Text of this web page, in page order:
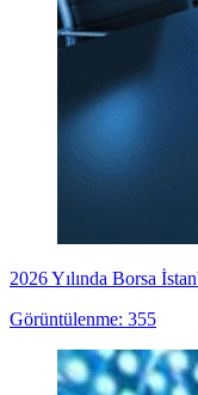
2026 Yılında Borsa
Görüntülenme: 355